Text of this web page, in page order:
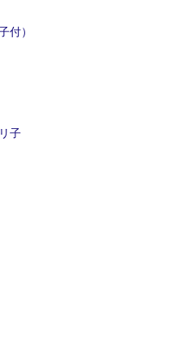
付）
子